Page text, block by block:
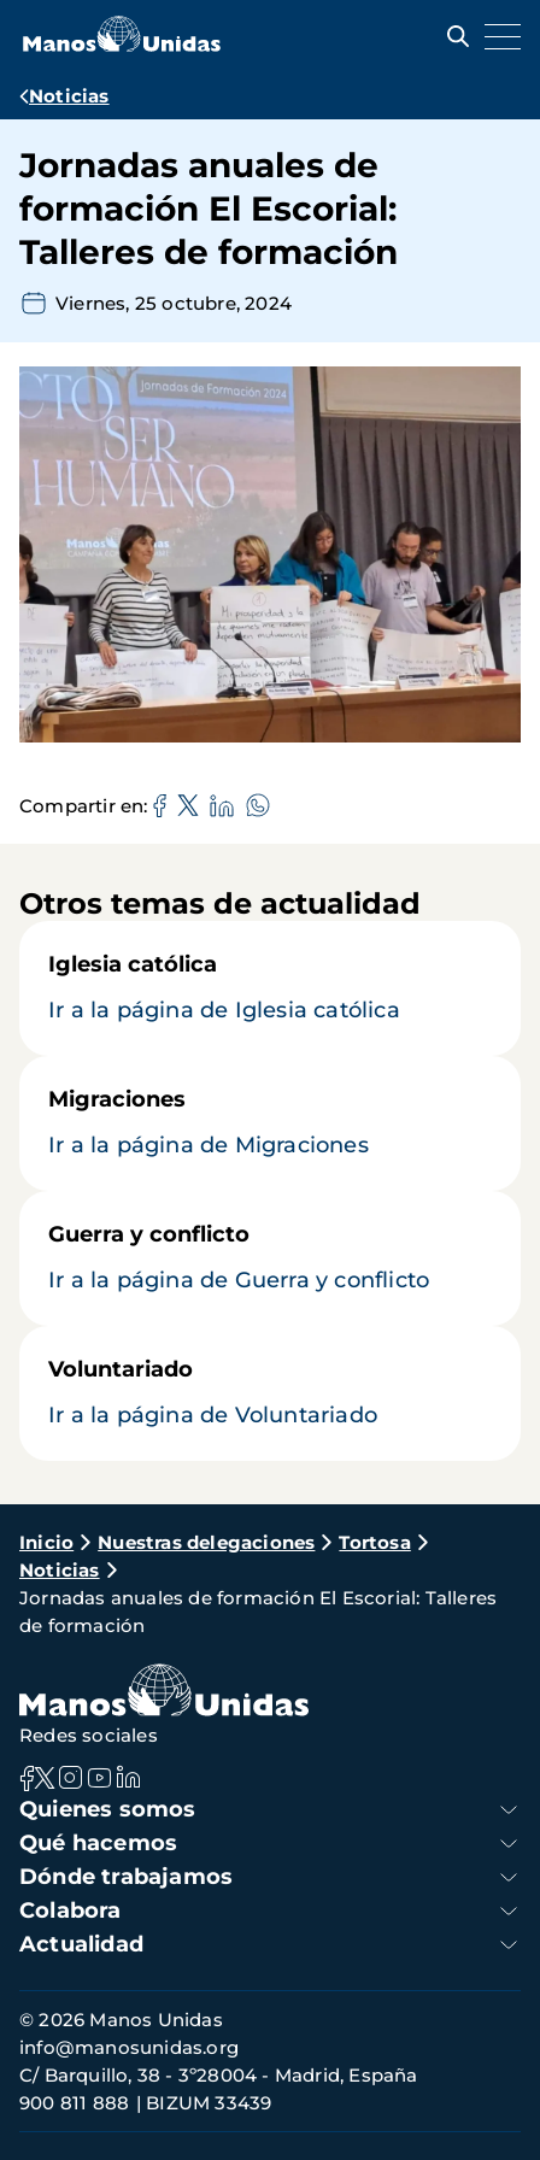
contenido
Ruta
navegación
Noticias
Jornadas anuales de
formación El Escorial:
Talleres de formación
Viernes, 25 octubre, 2024
Compartir en
Otros temas de actualidad
Iglesia católica
Ir a la página de Iglesia católica
Migraciones
Ir a la página de Migraciones
Guerra y conflicto
Ir a la página de Guerra y conflicto
Voluntariado
Ir a la página de Voluntariado
Ruta
de
navegación
Inicio Nuestras delegaciones
Tortosa
Noticias
Jornadas anuales de formación El Escorial: Talleres
de formación
Navegación
principal
Quienes somos
Qué hacemos
Dónde trabajamos
Colabora
Actualidad
Redes sociales
Información
de
contacto
© 2026 Manos Unidas
C/ Barquillo, 38 - 3º28004 - Madrid, España
900 811 888
BIZUM 33439
info@manosunidas.org